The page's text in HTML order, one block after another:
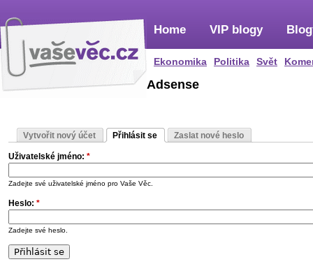
Home
Ekonomika Politika Svět
VIP blogy
Adsense
Vytvořit nový účet Přihlásit se Zaslat nové heslo
Uživatelské jméno: *
Zadejte své uživatelské jméno pro Vaše Věc.
Heslo: *
Zadejte své heslo.